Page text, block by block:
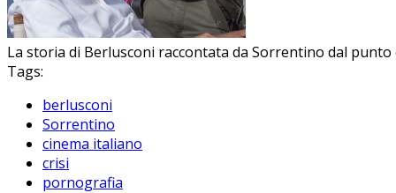
La storia di Berlusconi raccontata da Sorrentino dal punto
Tags:
berlusconi
Sorrentino
cinema italiano
crisi
pornografia